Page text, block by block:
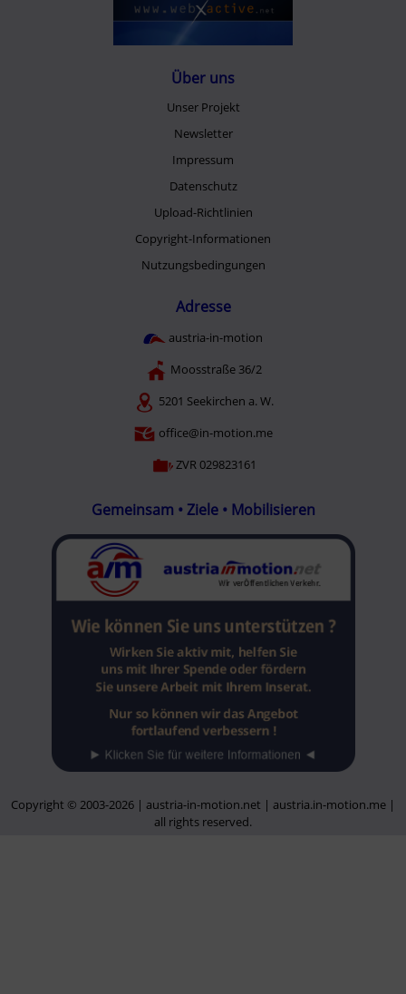
Über uns
Unser Projekt
Newsletter
Impressum
Datenschutz
Upload-Richtlinien
Copyright-Informationen
Nutzungsbedingungen
Adresse
austria-in-motion
Moosstraße 36/2
5201 Seekirchen a. W.
office@in-motion.me
ZVR 029823161
Gemeinsam • Ziele • Mobilisieren
Copyright © 2003-2026 | austria-in-motion.net | austria.in-motion.me |
all rights reserved.